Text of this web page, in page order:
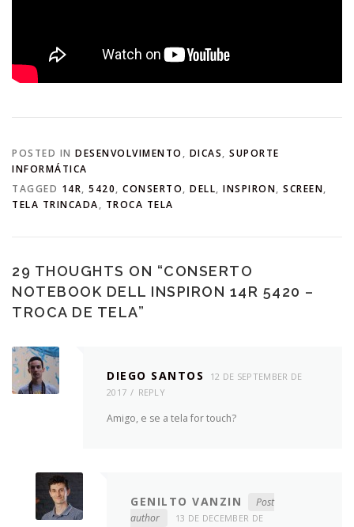
POSTED IN DESENVOLVIMENTO , DICAS, SUPORTE
INFORMÁTICA
TAGGED 14R, 5420, CONSERTO, DELL, INSPIRON, SCREEN,
TELA TRINCADA, TROCA TELA
29 THOUGHTS ON “CONSERTO
NOTEBOOK DELL INSPIRON 14R 5420 –
TROCA DE TELA”
DIEGO SANTOS
12 DE SEPTEMBER DE
2017
REPLY
Amigo, e se a tela for touch?
GENILTO VANZIN
Post
author
13 DE DECEMBER DE